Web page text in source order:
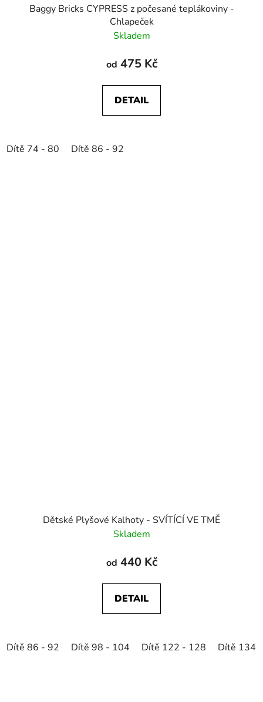
Baggy Bricks CYPRESS z počesané teplákoviny -
Chlapeček
Skladem
od 475 Kč
DETAIL
Dítě 74 - 80 Dítě 86 - 92
Dětské Plyšové Kalhoty - SVÍTÍCÍ VE TMĚ
Skladem
od 440 Kč
DETAIL
Dítě 86 - 92 Dítě 98 - 104 Dítě 122 - 128 Dítě 134